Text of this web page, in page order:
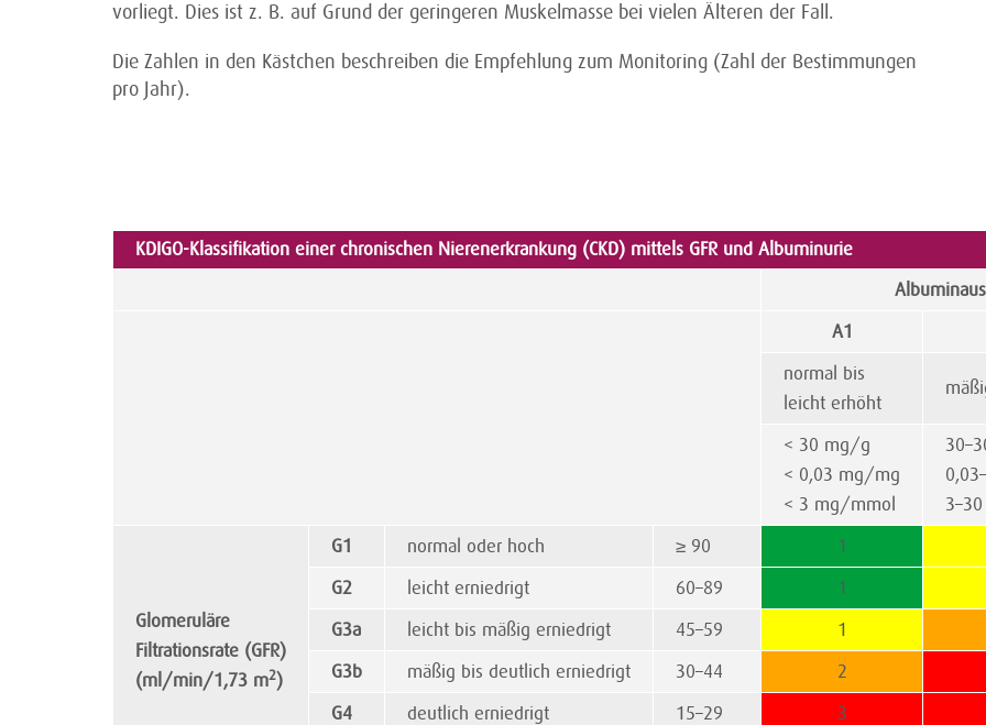
vorliegt. Dies ist z. B. auf Grund der geringeren Muskelmasse bei vielen Älteren der Fall.
Die Zahlen in den Kästchen beschreiben die Empfehlung zum Monitoring (Zahl der Bestimmungen
pro Jahr).
KDIGO-Klassifikation einer chronischen Nierenerkrankung (CKD) mittels GFR und Albuminurie
A1
normal bis
leicht erhöht
< 30 mg/g
< 0,03 mg/mg
< 3 mg/mmol
Glomeruläre
Filtrationsrate (GFR)
(ml/min/1,73 m2)
G1 normal oder hoch ≥ 90 1
G2
leicht erniedrigt 60–89 1
G3a
leicht bis mäßig erniedrigt 45–59 1
G3b
mäßig bis deutlich erniedrigt 30–44 2
G4
deutlich erniedrigt 15–29 3